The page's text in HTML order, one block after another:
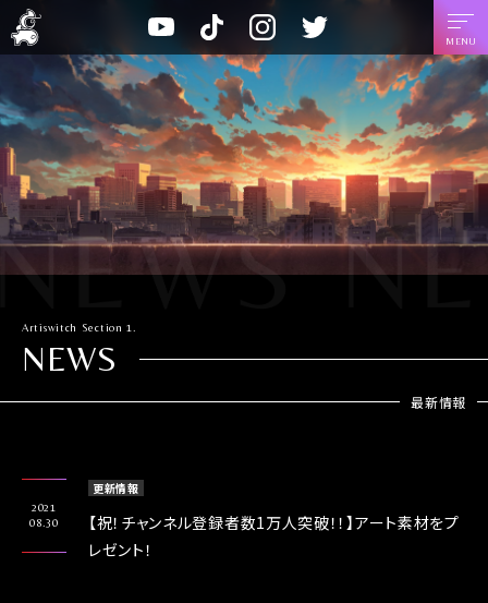
r
t
w
i
t
c
h
Y
u
t
b
e
T
i
k
T
o
k
I
n
s
a
g
a
m
T
i
t
e
r
Artiswitch Section 1.
NEWS
最新情報
【祝！チャンネル登録者数1万人突破！！】アート素材をプ
レゼント！
更新情報
2021
08.30